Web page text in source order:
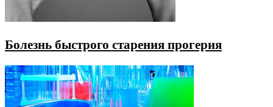
Болезнь быстрого старения прогерия